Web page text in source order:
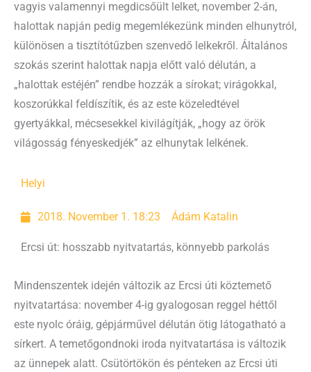
vagyis valamennyi megdicsőült lelket, november 2-án,
halottak napján pedig megemlékezünk minden elhunytról,
különösen a tisztítótűzben szenvedő lelkekről. Általános
szokás szerint halottak napja előtt való délután, a
„halottak estéjén” rendbe hozzák a sírokat; virágokkal,
koszorúkkal feldíszítik, és az este közeledtével
gyertyákkal, mécsesekkel kivilágítják, „hogy az örök
világosság fényeskedjék” az elhunytak lelkének.
Helyi
2018. November 1. 18:23 Ádám Katalin
Ercsi út: hosszabb nyitvatartás, könnyebb parkolás
Mindenszentek idején változik az Ercsi úti köztemető
nyitvatartása: november 4-ig gyalogosan reggel héttől
este nyolc óráig, gépjárművel délután ötig látogatható a
sírkert. A temetőgondnoki iroda nyitvatartása is változik
az ünnepek alatt. Csütörtökön és pénteken az Ercsi úti